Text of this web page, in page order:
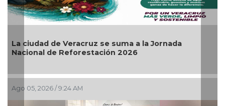
de Veracruz se suma a la Jornada
de Reforestación 2026
2026 / 9:24 AM